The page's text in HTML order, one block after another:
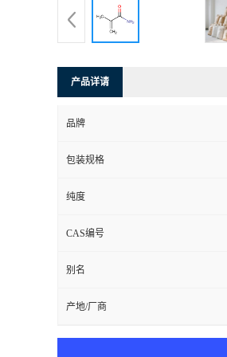
产品详请
品牌
包装规格
纯度
CAS编号
别名
产地/厂商